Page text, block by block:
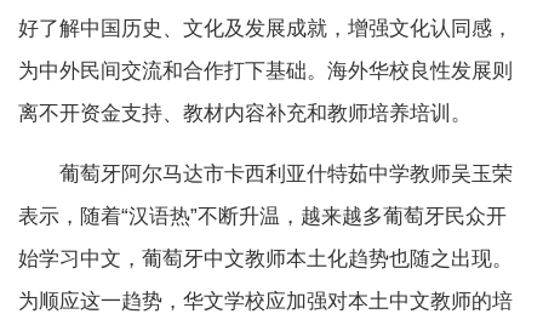
好了解中国历史、文化及发展成就，增强文化认同感，
为中外民间交流和合作打下基础。海外华校良性发展则
离不开资金支持、教材内容补充和教师培养培训。
葡萄牙阿尔马达市卡西利亚什特茹中学教师吴玉荣
表示，随着“汉语热”不断升温，越来越多葡萄牙民众开
始学习中文，葡萄牙中文教师本土化趋势也随之出现。
为顺应这一趋势，华文学校应加强对本土中文教师的培